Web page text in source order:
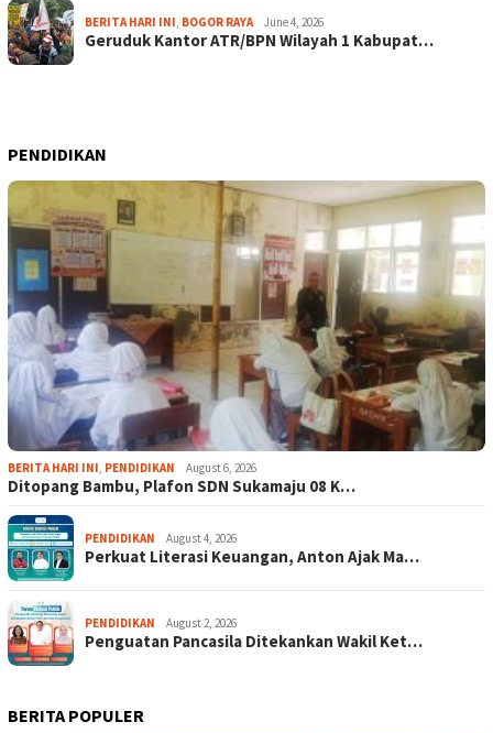
BERITA HARI INI, BOGOR RAYA June 4, 2026
Geruduk Kantor ATR/BPN Wilayah 1 Kabupat…
PENDIDIKAN
BERITA HARI INI, PENDIDIKAN August 6, 2026
Ditopang Bambu, Plafon SDN Sukamaju 08 K…
PENDIDIKAN August 4, 2026
Perkuat Literasi Keuangan, Anton Ajak Ma…
PENDIDIKAN August 2, 2026
Penguatan Pancasila Ditekankan Wakil Ket…
BERITA POPULER